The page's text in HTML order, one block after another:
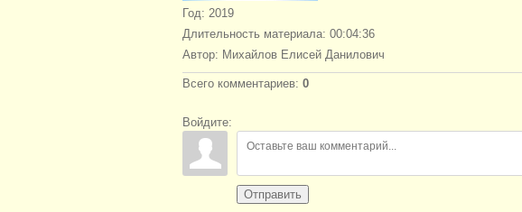
Год: 2019
Длительность материала: 00:04:36
Автор: Михайлов Елисей Данилович
Всего комментариев: 0
Войдите:
Отправить